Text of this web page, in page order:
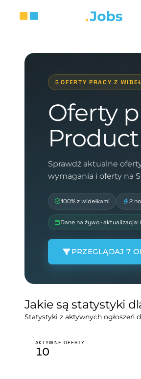
OFERTY PRACY Z
Oferty
Sprawdź aktualne
wymagania i oferty na
100% z widełkami 2
Dane na żywo ·
PRZEGLĄDAJ 7
Jakie są statystyki
Statystyki z aktywnych ogłoszeń
AKTYWNE OFERTY
10